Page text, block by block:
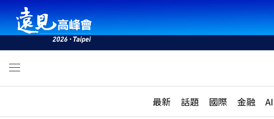
最新 話題 國際 金融 AI
活動
話題
國際